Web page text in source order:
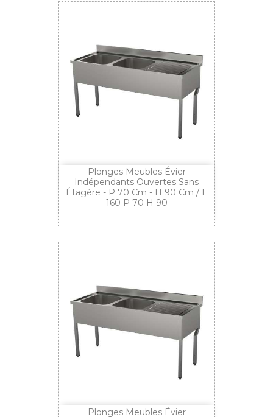
Plonges Meubles Évier
Indépendants Ouvertes Sans
Étagère - P 70 Cm - H 90 Cm / L
160 P 70 H 90
Plonges Meubles Évier